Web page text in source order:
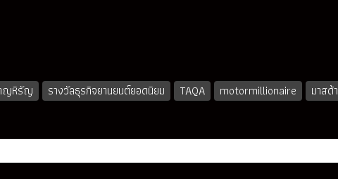
ญหิรัญ รางวัลธุรกิจยานยนต์ยอดนิยม TAQA motormillionaire มาสด้า